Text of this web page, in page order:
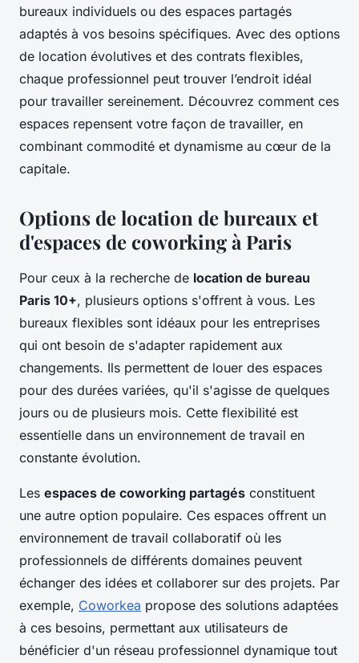
bureaux individuels ou des espaces partagés
adaptés à vos besoins spécifiques. Avec des options
de location évolutives et des contrats flexibles,
chaque professionnel peut trouver l’endroit idéal
pour travailler sereinement. Découvrez comment ces
espaces repensent votre façon de travailler, en
combinant commodité et dynamisme au cœur de la
capitale.
Options de location de bureaux et
d'espaces de coworking à Paris
Pour ceux à la recherche de location de bureau
Paris 10+, plusieurs options s'offrent à vous. Les
bureaux flexibles sont idéaux pour les entreprises
qui ont besoin de s'adapter rapidement aux
changements. Ils permettent de louer des espaces
pour des durées variées, qu'il s'agisse de quelques
jours ou de plusieurs mois. Cette flexibilité est
essentielle dans un environnement de travail en
constante évolution.
Les espaces de coworking partagés constituent
une autre option populaire. Ces espaces offrent un
environnement de travail collaboratif où les
professionnels de différents domaines peuvent
échanger des idées et collaborer sur des projets. Par
exemple, Coworkea propose des solutions adaptées
à ces besoins, permettant aux utilisateurs de
bénéficier d'un réseau professionnel dynamique tout